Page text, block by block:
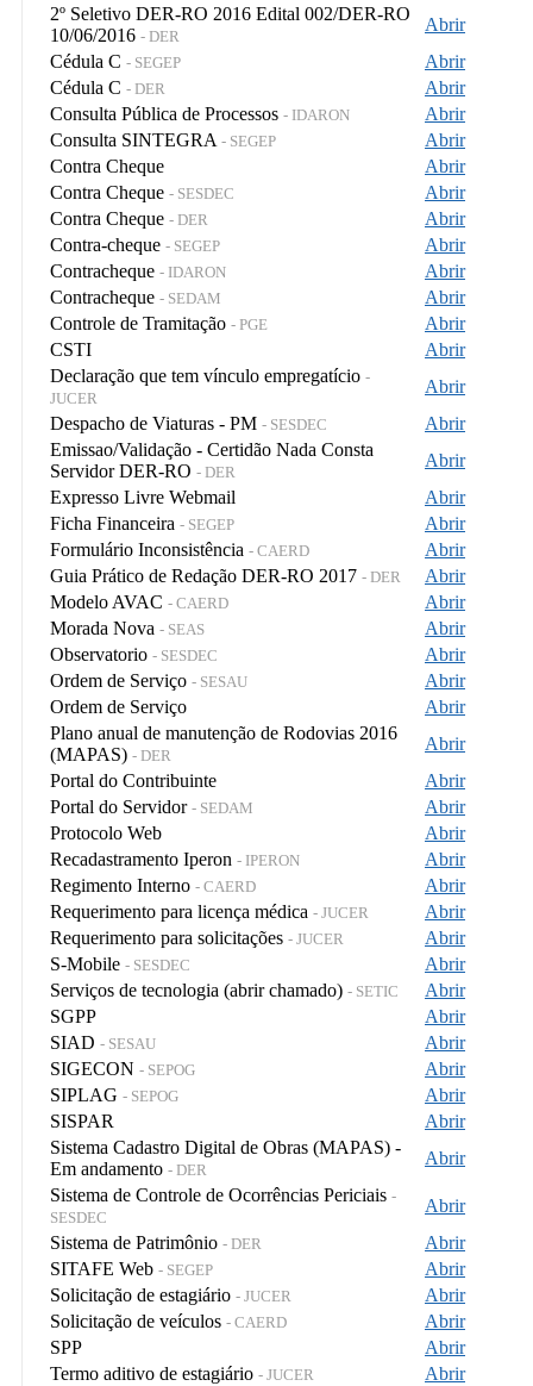
2º Seletivo DER-RO 2016 Edital 002/DER-RO
10/06/2016 - DER
Abrir
Cédula C - SEGEP
Abrir
Cédula C - DER
Abrir
Consulta Pública de Processos - IDARON
Abrir
Consulta SINTEGRA - SEGEP
Abrir
Contra Cheque
Abrir
Contra Cheque - SESDEC
Abrir
Contra Cheque - DER
Abrir
Contra-cheque - SEGEP
Abrir
Contracheque - IDARON
Abrir
Contracheque - SEDAM
Abrir
Controle de Tramitação - PGE
Abrir
CSTI
Abrir
Declaração que tem vínculo empregatício -
JUCER
Abrir
Despacho de Viaturas - PM - SESDEC
Abrir
Emissao/Validação - Certidão Nada Consta
Servidor DER-RO - DER
Abrir
Expresso Livre Webmail
Abrir
Ficha Financeira - SEGEP
Abrir
Formulário Inconsistência - CAERD
Abrir
Guia Prático de Redação DER-RO 2017 - DER
Abrir
Modelo AVAC - CAERD
Abrir
Morada Nova - SEAS
Abrir
Observatorio - SESDEC
Abrir
Ordem de Serviço - SESAU
Abrir
Ordem de Serviço
Abrir
Plano anual de manutenção de Rodovias 2016
(MAPAS) - DER
Abrir
Portal do Contribuinte
Abrir
Portal do Servidor - SEDAM
Abrir
Protocolo Web
Abrir
Recadastramento Iperon - IPERON
Abrir
Regimento Interno - CAERD
Abrir
Requerimento para licença médica - JUCER
Abrir
Requerimento para solicitações - JUCER
Abrir
S-Mobile - SESDEC
Abrir
Serviços de tecnologia (abrir chamado) - SETIC
Abrir
SGPP
Abrir
SIAD - SESAU
Abrir
SIGECON - SEPOG
Abrir
SIPLAG - SEPOG
Abrir
SISPAR
Abrir
Sistema Cadastro Digital de Obras (MAPAS) -
Em andamento - DER
Abrir
Sistema de Controle de Ocorrências Periciais -
SESDEC
Abrir
Sistema de Patrimônio - DER
Abrir
SITAFE Web - SEGEP
Abrir
Solicitação de estagiário - JUCER
Abrir
Solicitação de veículos - CAERD
Abrir
SPP
Abrir
Termo aditivo de estagiário - JUCER
Abrir